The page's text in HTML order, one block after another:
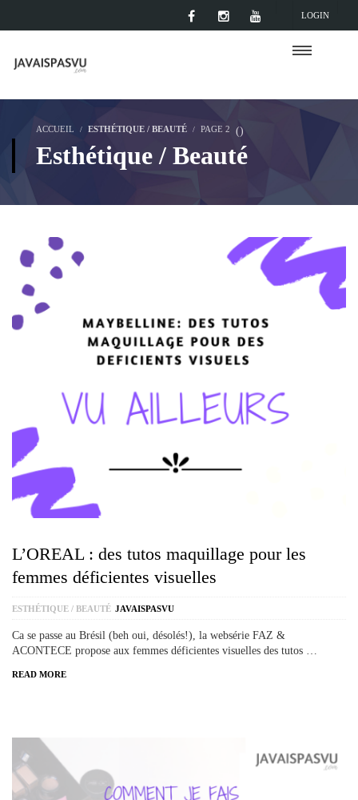
LOGIN
ACCUEIL ESTHÉTIQUE / BEAUTÉ (
PAGE 2 )
Esthétique / Beauté
L’OREAL : des tutos maquillage pour les
femmes déficientes visuelles
ESTHÉTIQUE / BEAUTÉ JAVAISPASVU
Ca se passe au Brésil (beh oui, désolés!), la websérie FAZ &
ACONTECE propose aux femmes déficientes visuelles des tutos …
READ MORE